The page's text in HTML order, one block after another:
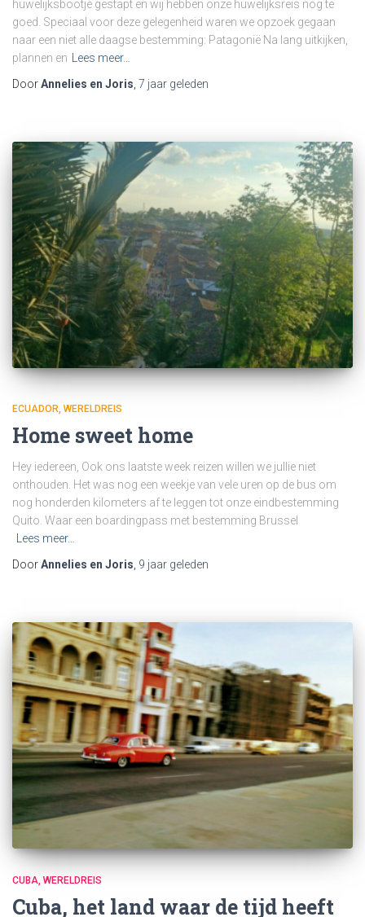
huwelijksbootje gestapt en wij hebben onze huwelijksreis nog te
goed. Speciaal voor deze gelegenheid waren we opzoek gegaan
naar een niet alle daagse bestemming: Patagonië Na lang uitkijken,
plannen en
Lees meer…
DoorAnnelies en Joris 7 jaar geleden
ECUADOR WERELDREIS
Home sweet home
Hey iedereen, Ook ons laatste week reizen willen we jullie niet
onthouden. Het was nog een weekje van vele uren op de bus om
nog honderden kilometers af te leggen tot onze eindbestemming
Quito. Waar een boardingpass met bestemming Brussel
Lees meer…
DoorAnnelies en Joris 9 jaar geleden
CUBA WERELDREIS
Cuba, het land waar de tijd heeft